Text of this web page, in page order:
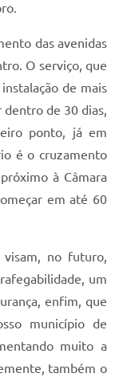
das avenidas
O serviço, que
de mais
de 30 dias,
ponto, já em
é o cruzamento
à Câmara
em até 60
visam, no futuro,
um
enfim, que
município de
muito a
também o